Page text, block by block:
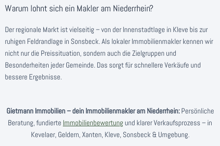
Warum lohnt sich ein Makler am Niederrhein?
Der regionale Markt ist vielseitig – von der Innenstadtlage in Kleve bis zur
ruhigen Feldrandlage in Sonsbeck. Als lokaler Immobilienmakler kennen wir
nicht nur die Preissituation, sondern auch die Zielgruppen und
Besonderheiten jeder Gemeinde. Das sorgt für schnellere Verkäufe und
bessere Ergebnisse.
Gietmann Immobilien – dein Immobilienmakler am Niederrhein:Persönliche
Beratung, fundierte Immobilienbewertung und klarer Verkaufsprozess – in
Kevelaer, Geldern, Xanten, Kleve, Sonsbeck & Umgebung.